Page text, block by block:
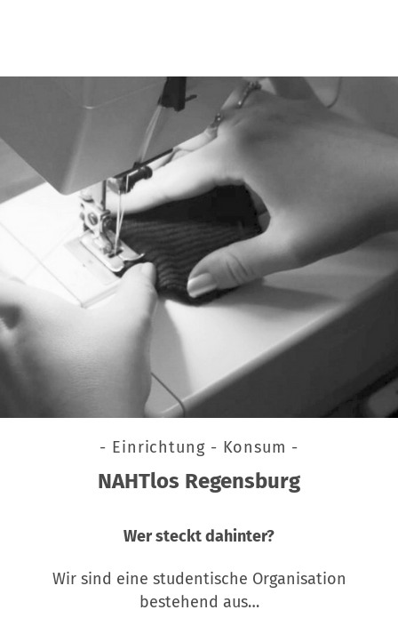
- Einrichtung - Konsum -
NAHTlos Regensburg
Wer steckt dahinter?
Wir sind eine studentische Organisation
bestehend aus…